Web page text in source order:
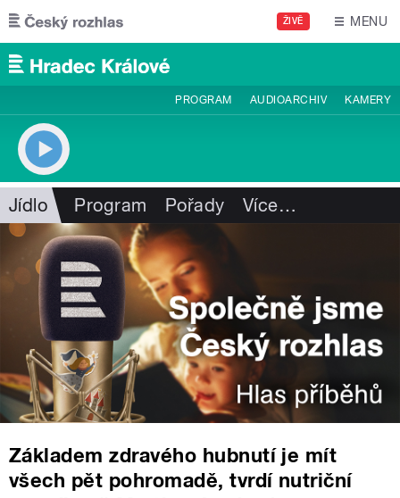
Přejít k hlavnímu obsahu
ŽIVĚ MENU
PROGRAM AUDIOARCHIV KAMERY
Jídlo Program Pořady Více…
Základem zdravého hubnutí je mít
všech pět pohromadě, tvrdí nutriční